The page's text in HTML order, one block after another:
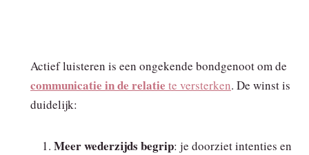
Actief luisteren is een ongekende bondgenoot om de
communicatie in de relatie te versterken. De winst is
duidelijk:
Meer wederzijds begrip: je doorziet intenties en